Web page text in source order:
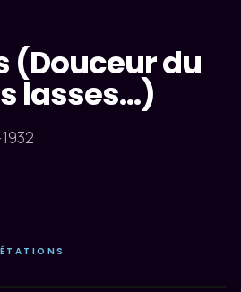
(Douceur du
lasses…)